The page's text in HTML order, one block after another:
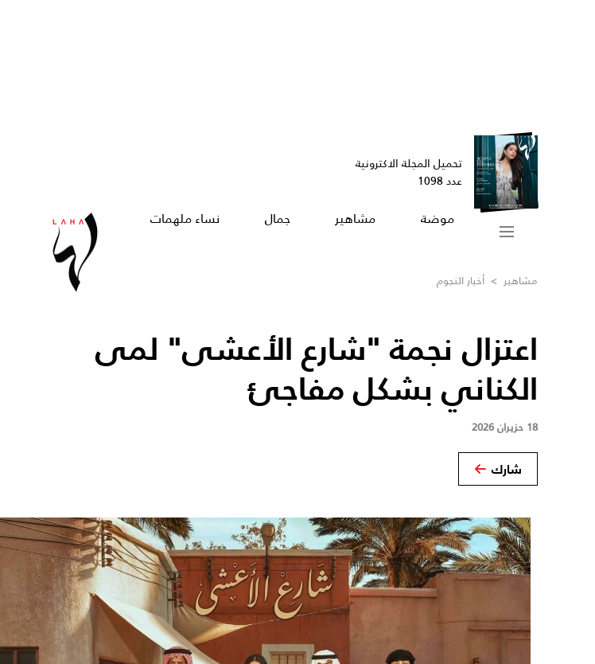
تحميل المجلة الاكترونية
عدد 1098
موضة مشاهير جمال نساء ملهمات
مشاهير > أخبار النجوم
اعتزال نجمة "شارع الأعشى" لمى
الكناني بشكل مفاجئ
18 حزيران 2026
شارك